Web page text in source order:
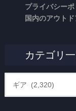
プライバシー
国内のアウト
カテゴリ